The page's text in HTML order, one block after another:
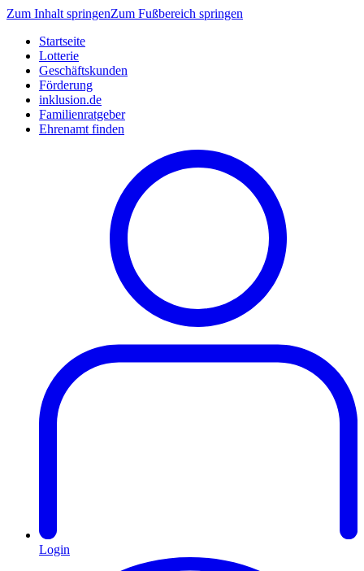
Zum Inhalt springenZum Fußbereich springen
Startseite
Lotterie
Geschäftskunden
Förderung
inklusion.de
Familienratgeber
Ehrenamt finden
Login